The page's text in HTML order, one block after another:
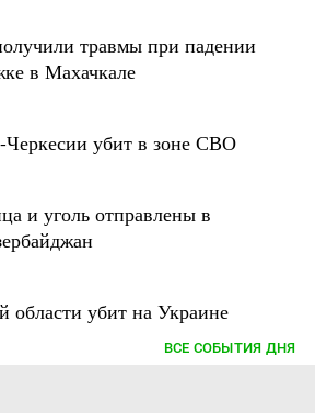
травмы при падении
в Махачкале
Черкесии убит в зоне СВО
и уголь отправлены в
области убит на Украине
ВСЕ СОБЫТИЯ ДНЯ